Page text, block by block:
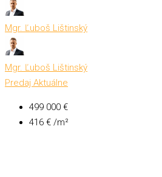
Mgr. Ľuboš Lištinský
Mgr. Ľuboš Lištinský
Predaj Aktuálne
499 000 €
416 € /m²